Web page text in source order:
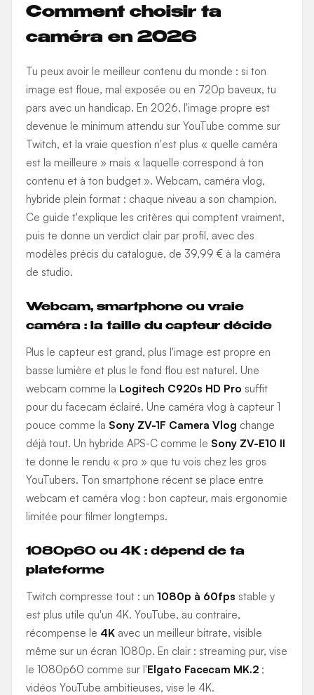
Comment choisir ta
caméra en 2026
Tu peux avoir le meilleur contenu du monde : si ton
image est floue, mal exposée ou en 720p baveux, tu
pars avec un handicap. En 2026, l'image propre est
devenue le minimum attendu sur YouTube comme sur
Twitch, et la vraie question n'est plus « quelle caméra
est la meilleure » mais « laquelle correspond à ton
contenu et à ton budget ». Webcam, caméra vlog,
hybride plein format : chaque niveau a son champion.
Ce guide t'explique les critères qui comptent vraiment,
puis te donne un verdict clair par profil, avec des
modèles précis du catalogue, de 39,99 € à la caméra
de studio.
Webcam, smartphone ou vraie
caméra : la taille du capteur décide
Plus le capteur est grand, plus l'image est propre en
basse lumière et plus le fond flou est naturel. Une
webcam comme la Logitech C920s HD Pro suffit
pour du facecam éclairé. Une caméra vlog à capteur 1
pouce comme la Sony ZV-1F Camera Vlog change
déjà tout. Un hybride APS-C comme le Sony ZV-E10 II
te donne le rendu « pro » que tu vois chez les gros
YouTubers. Ton smartphone récent se place entre
webcam et caméra vlog : bon capteur, mais ergonomie
limitée pour filmer longtemps.
1080p60 ou 4K : dépend de ta
plateforme
Twitch compresse tout : un 1080p à 60fps stable y
est plus utile qu'un 4K. YouTube, au contraire,
récompense le 4K avec un meilleur bitrate, visible
même sur un écran 1080p. En clair : streaming pur, vise
le 1080p60 comme sur l'Elgato Facecam MK.2 ;
vidéos YouTube ambitieuses, vise le 4K.